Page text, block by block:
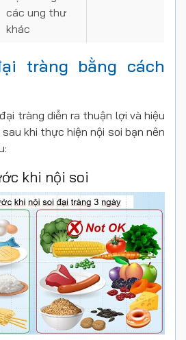
các ung thư
khác
tràng bằng cách
tràng diễn ra thuận lợi và hiệu
khi thực hiện nội soi bạn nên
khi nội soi